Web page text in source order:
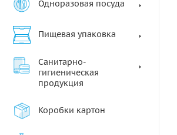
Одноразовая посуда
Пищевая упаковка
Санитарно-
гигиеническая
продукция
Коробки картон